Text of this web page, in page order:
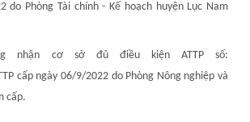
do Phòng Tài chính - Kế hoạch huyện Lục Nam
nhận cơ sở đủ điều kiện ATTP số:
cấp ngày 06/9/2022 do Phòng Nông nghiệp và
cấp.